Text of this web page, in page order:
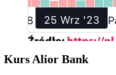
Kurs Alior Bank